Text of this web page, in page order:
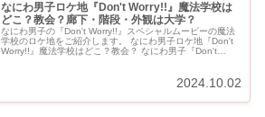
なにわ男子ロケ地『Don't Worry!!』魔法学校は
どこ？教会？廊下・階段・外観は大学？
なにわ男子の『Don't Worry!!』スペシャルムービーの魔法
学校のロケ地をご紹介します。 なにわ男子ロケ地『Don't
Worry!!』魔法学校はどこ？教会？ なにわ男子『Don't
2024.10.02